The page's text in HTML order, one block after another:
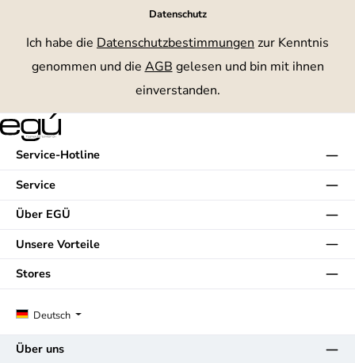
Datenschutz
Ich habe die Datenschutzbestimmungen zur Kenntnis
genommen und die AGB gelesen und bin mit ihnen
einverstanden.
Service-Hotline
Service
Über EGÜ
Unsere Vorteile
Deutsch
Stores
Über uns